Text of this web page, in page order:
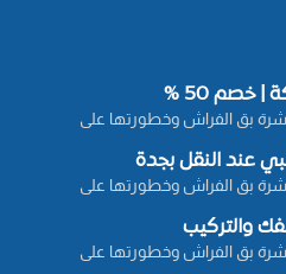
50 %
بق الفراش وخطورتها على
عند النقل بجدة
بق الفراش وخطورتها على
والتركيب
بق الفراش وخطورتها على